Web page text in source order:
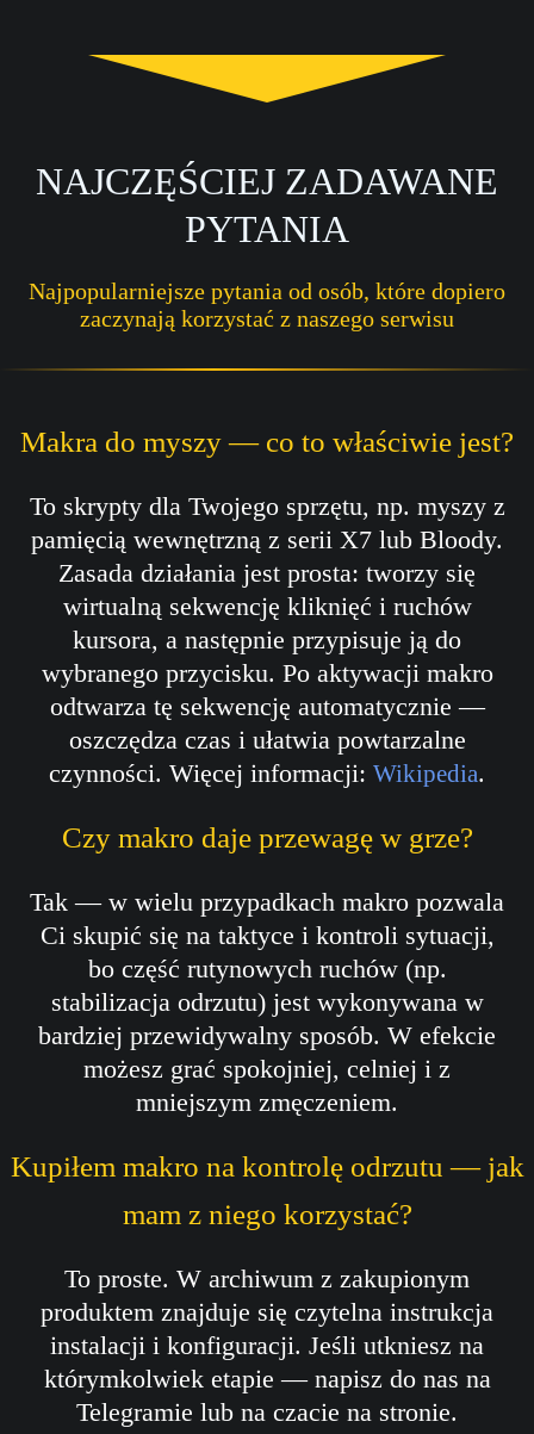
NAJCZĘŚCIEJ ZADAWANE
PYTANIA
Najpopularniejsze pytania od osób, które dopiero
zaczynają korzystać z naszego serwisu
Makra do myszy — co to właściwie jest?
To skrypty dla Twojego sprzętu, np. myszy z
pamięcią wewnętrzną z serii X7 lub Bloody.
Zasada działania jest prosta: tworzy się
wirtualną sekwencję kliknięć i ruchów
kursora, a następnie przypisuje ją do
wybranego przycisku. Po aktywacji makro
odtwarza tę sekwencję automatycznie —
oszczędza czas i ułatwia powtarzalne
czynności. Więcej informacji: Wikipedia.
Czy makro daje przewagę w grze?
Tak — w wielu przypadkach makro pozwala
Ci skupić się na taktyce i kontroli sytuacji,
bo część rutynowych ruchów (np.
stabilizacja odrzutu) jest wykonywana w
bardziej przewidywalny sposób. W efekcie
możesz grać spokojniej, celniej i z
mniejszym zmęczeniem.
Kupiłem makro na kontrolę odrzutu — jak
mam z niego korzystać?
To proste. W archiwum z zakupionym
produktem znajduje się czytelna instrukcja
instalacji i konfiguracji. Jeśli utkniesz na
którymkolwiek etapie — napisz do nas na
Telegramie lub na czacie na stronie.